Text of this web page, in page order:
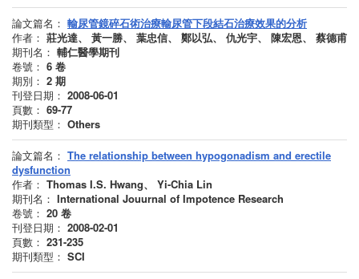
論文篇名： 輸尿管鏡碎石術治療輸尿管下段結石治療效果的分析
作者： 莊光達、 黃一勝、 葉忠信、 鄭以弘、 仇光宇、 陳宏恩、 蔡德甫
期刊名： 輔仁醫學期刊
卷號： 6 卷
期別： 2 期
刊登日期： 2008-06-01
頁數： 69-77
期刊類型： Others
論文篇名： The relationship between hypogonadism and erectile
dysfunction
作者： Thomas I.S. Hwang、 Yi-Chia Lin
期刊名： International Jouurnal of Impotence Research
卷號： 20 卷
刊登日期： 2008-02-01
頁數： 231-235
期刊類型： SCI